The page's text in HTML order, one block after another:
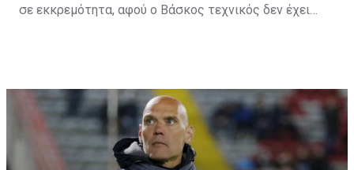
σε εκκρεμότητα, αφού ο Βάσκος τεχνικός δεν έχει